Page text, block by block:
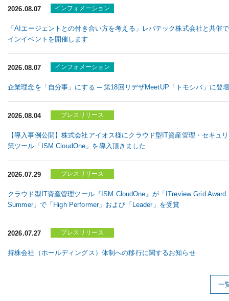
2026.08.07 インフォメーション
「AIエージェントとの付き合い方を考える」レバテック株式会社と共催
インイベントを開催します
2026.08.07 インフォメーション
企業理念を「自分事」にする ─ 第18回リデザMeetUP「トモシバ」に登
2026.08.04 プレスリリース
【導入事例公開】株式会社アイオス様にクラウド型IT資産管理・セキュ
策ツール「ISM CloudOne」を導入頂きました
2026.07.29 プレスリリース
クラウド型IT資産管理ツール『ISM CloudOne』が「ITreview Grid Award
Summer」で「High Performer」および「Leader」を受賞
2026.07.27 プレスリリース
持株会社（ホールディングス）体制への移行に関するお知らせ
一